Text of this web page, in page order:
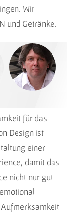
Wir
und Getränke.
für das
Design ist
einer
damit das
nicht nur gut